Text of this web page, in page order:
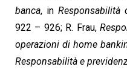
banca, in Responsabilità
922 – 926; R. Frau,
operazioni di home
Responsabilità e